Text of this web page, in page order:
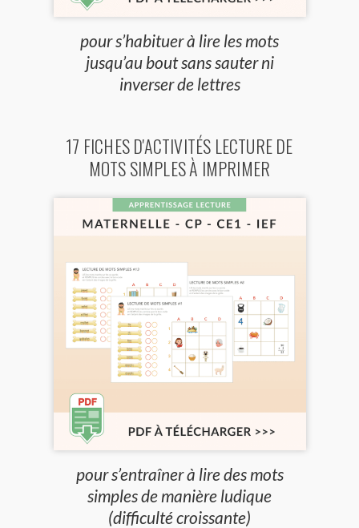
pour s’habituer à lire les mots
jusqu’au bout sans sauter ni
inverser de lettres
17 FICHES D'ACTIVITÉS LECTURE DE
MOTS SIMPLES À IMPRIMER
pour s’entraîner à lire des mots
simples de manière ludique
(difficulté croissante)